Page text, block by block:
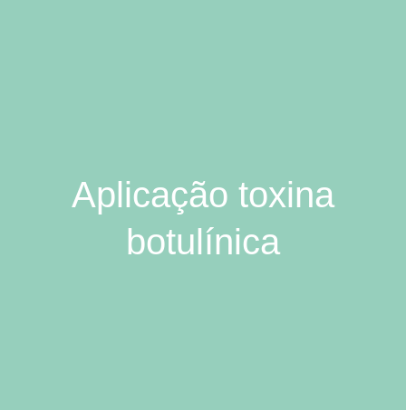
Aplicação toxina
botulínica